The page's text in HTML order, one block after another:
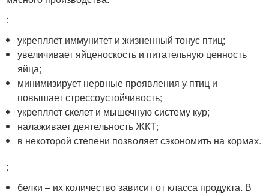
:
укрепляет иммунитет и жизненный тонус птиц;
увеличивает яйценоскость и питательную ценность
яйца;
минимизирует нервные проявления у птиц и
повышает стрессоустойчивость;
укрепляет скелет и мышечную систему кур;
налаживает деятельность ЖКТ;
в некоторой степени позволяет сэкономить на кормах.
:
белки – их количество зависит от класса продукта. В